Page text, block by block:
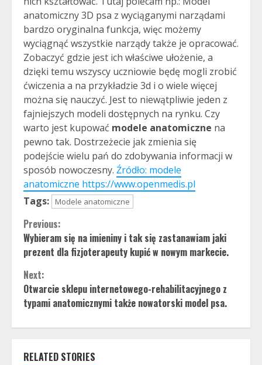
anatomiczny 3D psa z wyciąganymi narządami
bardzo oryginalna funkcja, więc możemy
wyciągnąć wszystkie narządy także je opracować.
Zobaczyć gdzie jest ich właściwe ułożenie, a
dzięki temu wszyscy uczniowie będę mogli zrobić
ćwiczenia a na przykładzie 3d i o wiele więcej
można się nauczyć. Jest to niewątpliwie jeden z
fajniejszych modeli dostępnych na rynku. Czy
warto jest kupować modele anatomiczne na
pewno tak. Dostrzeżecie jak zmienia się
podejście wielu pań do zdobywania informacji w
sposób nowoczesny. Źródło: modele
anatomiczne https://www.openmedis.pl
Tags:
Modele anatomiczne
Continue
Reading
Previous:
Wybieram się na imieniny i tak się zastanawiam jaki
prezent dla fizjoterapeuty kupić w nowym markecie.
Next:
Otwarcie sklepu internetowego-rehabilitacyjnego z
typami anatomicznymi także nowatorski model psa.
RELATED STORIES